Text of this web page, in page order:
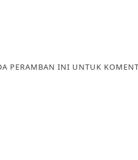
PERAMBAN INI UNTUK